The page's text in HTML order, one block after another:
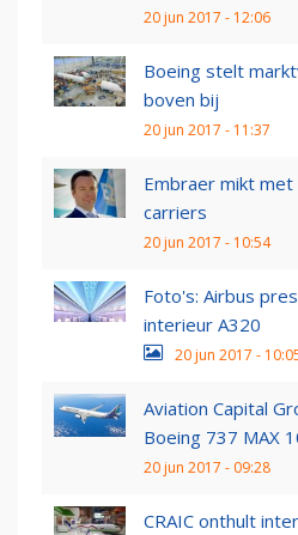
20 jun 2017 - 12:06
Boeing stelt
boven bij
20 jun 2017 - 11:37
Embraer mikt
carriers
20 jun 2017 - 10:54
Foto's: Airbus
interieur A320
20 jun 2017 -
Aviation Capital
Boeing 737 MAX
20 jun 2017 - 09:28
CRAIC onthult